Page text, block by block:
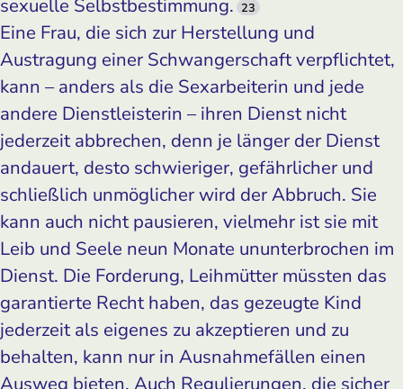
sexuelle Selbstbestimmung. 23
Eine Frau, die sich zur Herstellung und
Austragung einer Schwangerschaft verpflichtet,
kann – anders als die Sexarbeiterin und jede
andere Dienstleisterin – ihren Dienst nicht
jederzeit abbrechen, denn je länger der Dienst
andauert, desto schwieriger, gefährlicher und
schließlich unmöglicher wird der Abbruch. Sie
kann auch nicht pausieren, vielmehr ist sie mit
Leib und Seele neun Monate ununterbrochen im
Dienst. Die Forderung, Leihmütter müssten das
garantierte Recht haben, das gezeugte Kind
jederzeit als eigenes zu akzeptieren und zu
behalten, kann nur in Ausnahmefällen einen
Ausweg bieten. Auch Regulierungen, die sicher